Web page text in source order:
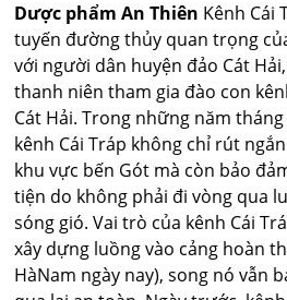
Dược phẩm An Thiên Kênh Cái
tuyến đường thủy quan trọng
với người dân huyện đảo Cát
thanh niên tham gia đào con
Cát Hải. Trong những năm
kênh Cái Tráp không chỉ rút
khu vực bến Gót mà còn bảo
tiện do không phải đi vòng qua
sóng gió. Vai trò của kênh Cái
xây dựng luồng vào cảng hoàn
HàNam ngày nay), song nó vẫn